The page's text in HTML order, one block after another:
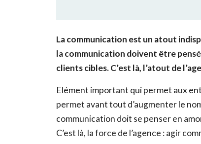
La communication est un atout
la communication doivent être
clients cibles. C’est là, l’atout de
Elément important qui permet aux
permet avant tout d’augmenter le
communication doit se penser en
C’est là, la force de l’agence : agir